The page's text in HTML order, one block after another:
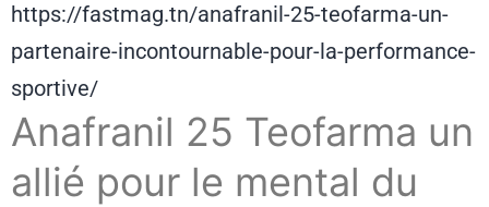
https://fastmag.tn/anafranil-25-teofarma-un-
partenaire-incontournable-pour-la-performance-
sportive/
Anafranil 25 Teofarma un
allié pour le mental du